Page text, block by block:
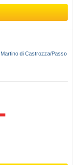
di Castrozza/​Passo